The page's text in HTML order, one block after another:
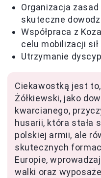
Organizacja
skuteczne
Współpraca z
celu mobilizacji
Utrzymanie
Ciekawostką jest
Żółkiewski, jako
kwarcianego,
husarii, która stała
polskiej armii, ale
skutecznych
Europie,
walki oraz